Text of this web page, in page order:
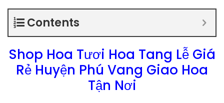
Contents
Shop Hoa Tươi Hoa Tang Lễ Giá
Rẻ Huyện Phú Vang Giao Hoa
Tận Nơi